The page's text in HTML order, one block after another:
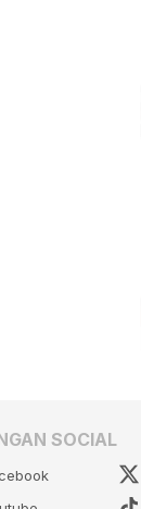
SOCIAL